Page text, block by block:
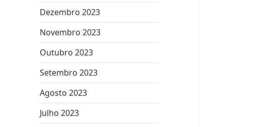
Dezembro 2023
Novembro 2023
Outubro 2023
Setembro 2023
Agosto 2023
Julho 2023